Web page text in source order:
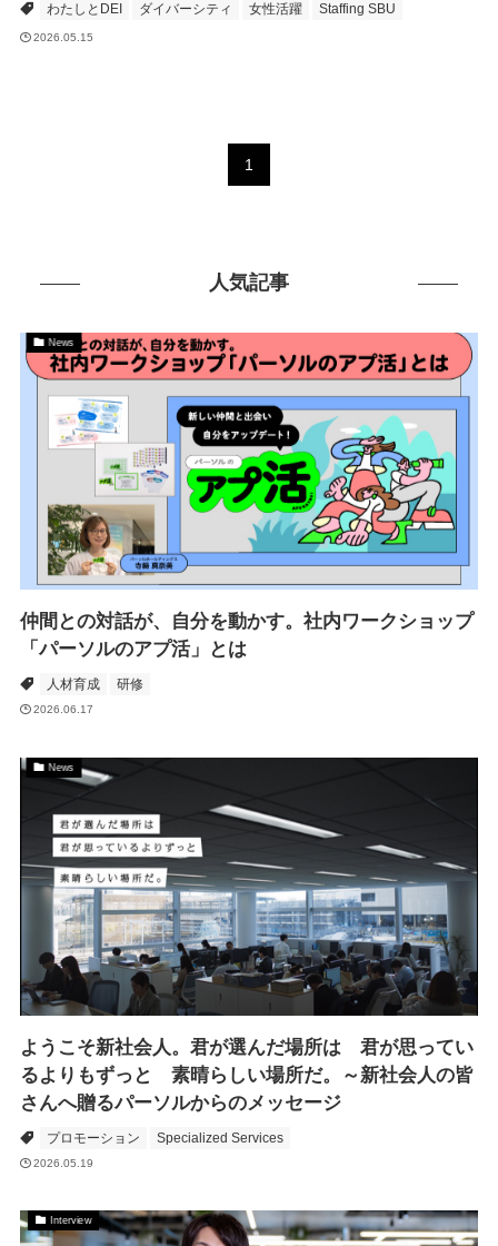
わたしとDEI ダイバーシティ 女性活躍 Staffing SBU
2026.05.15
1
人気記事
News
仲間との対話が、自分を動かす。社内ワークショップ
「パーソルのアプ活」とは
人材育成 研修
2026.06.17
News
ようこそ新社会人。君が選んだ場所は 君が思ってい
るよりもずっと 素晴らしい場所だ。～新社会人の皆
さんへ贈るパーソルからのメッセージ
プロモーション Specialized Services
2026.05.19
Interview